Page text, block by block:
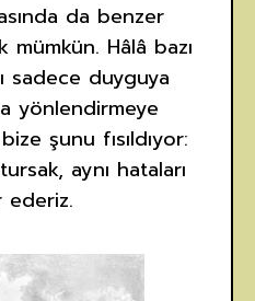
da benzer
Hâlâ bazı
sadece duyguya
yönlendirmeye
şunu fısıldıyor:
aynı hataları
ederiz.